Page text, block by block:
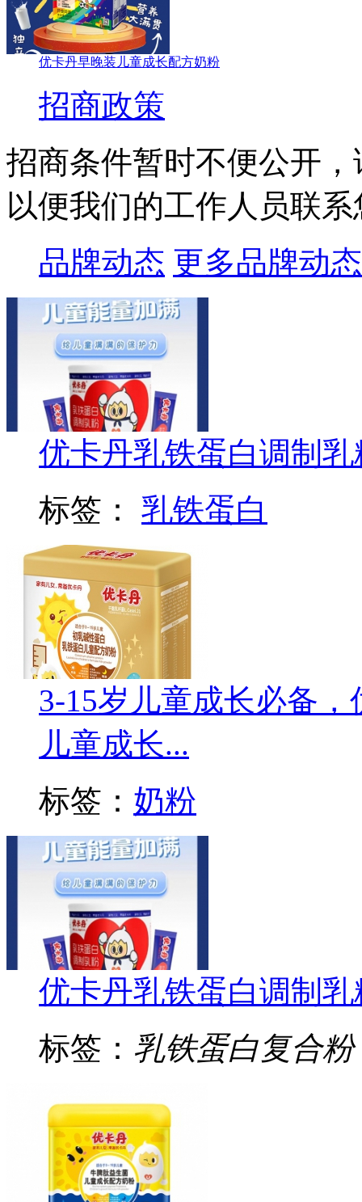
优卡丹早晚装儿童成长配方奶粉
招商政策
招商条件暂时不便公开
以便我们的工作人员联
品牌动态 更多品牌动态
优卡丹乳铁蛋白调制乳
标签： 乳铁蛋白
3-15岁儿童成长必备
儿童成长...
标签： 奶粉
优卡丹乳铁蛋白调制
标签： 乳铁蛋白复合粉